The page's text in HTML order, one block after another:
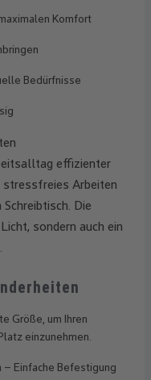
Komfort
Bedürfnisse
effizienter
stressfreies Arbeiten
Die
sondern auch ein
Größe, um Ihren
einzunehmen.
– Einfache Befestigung